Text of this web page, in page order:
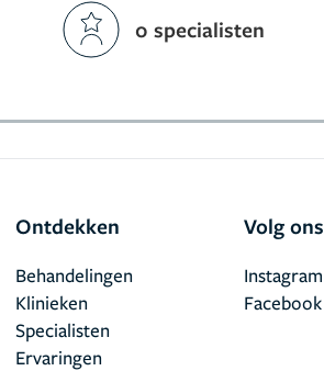
0 specialisten
Ontdekken
Behandelingen
Klinieken
Specialisten
Ervaringen
Volg ons
Facebook
Instagram